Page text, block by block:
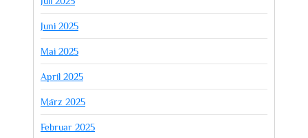
Juni 2025
Mai 2025
April 2025
März 2025
Februar 2025